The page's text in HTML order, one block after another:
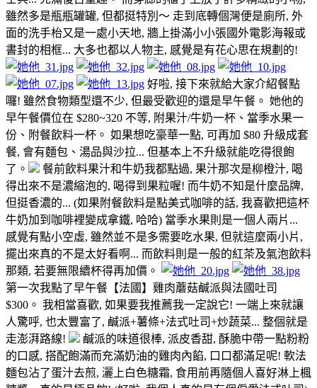
雖然多是瓶瓶罐罐, 但都挺特別～ 走到底轉個灣便是廁所, 外
面的洗手枱又是一處小天地, 牆上掛滿小小張國外電影海報或
書封的相框... 大多也都以人物主, 感覺是有花心思在規劃的!
好啦, 接下來就給大家介紹餐點
囉! 雖然食物類型還不少, 但最受歡迎的還是早午餐。 她他的
早午餐價位在 $280~320 不等, 附果汁/牛奶一杯、當季水果一
份、附餐飲料一杯。 如果想吃豪華一點, 可再加 $80 升級成套
餐, 會有麵包、湯品與沙拉... 但基本上不升級就能吃得很飽
了。
餐前飲料果汁和牛奶我都點過, 果汁那次是柳橙汁, 喝
得出來不是濃縮泡的, 喝得到果粒喔! 而牛奶不知是什麼品牌,
但挺香濃的... (如果附餐飲料是點美式咖啡的話, 我喜歡把這杯
牛奶加到咖啡裡變成拿鐵, 哈哈) 當季水果則是一個人兩片...
感覺有點小空虛, 雖然並不是多需要吃水果, 但就這麼兩小片,
擺出來真的不是太好看啊... 而飲料則是一般的紅茶及氣泡飲料
那類, 若要無限續杯得再加價。
第一次我點了早午餐【法國】雞肉蘑菇鹹派與法國吐司
$300。 我相當喜歡, 如果要我推薦我一定說它! 一端上來就讓
人驚呼, 也太豐富了, 鹹派+薯條+法式吐司+炒蔬菜... 整個就是
走澎湃路線!
鹹派的味道很棒, 派皮香甜, 酥脆中帶一點粉粉
的口感, 搭配飽滿而充滿奶油的雞肉內餡, 口口都滿足呢! 軟法
麵包沾了蛋汁去煎, 灑上白色糖霜, 食用前再隨個人喜好淋上楓